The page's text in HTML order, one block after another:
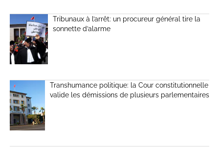
Tribunaux à l’arrêt: un procureur général tire la
sonnette d’alarme
Transhumance politique: la Cour constitutionnelle
valide les démissions de plusieurs parlementaires